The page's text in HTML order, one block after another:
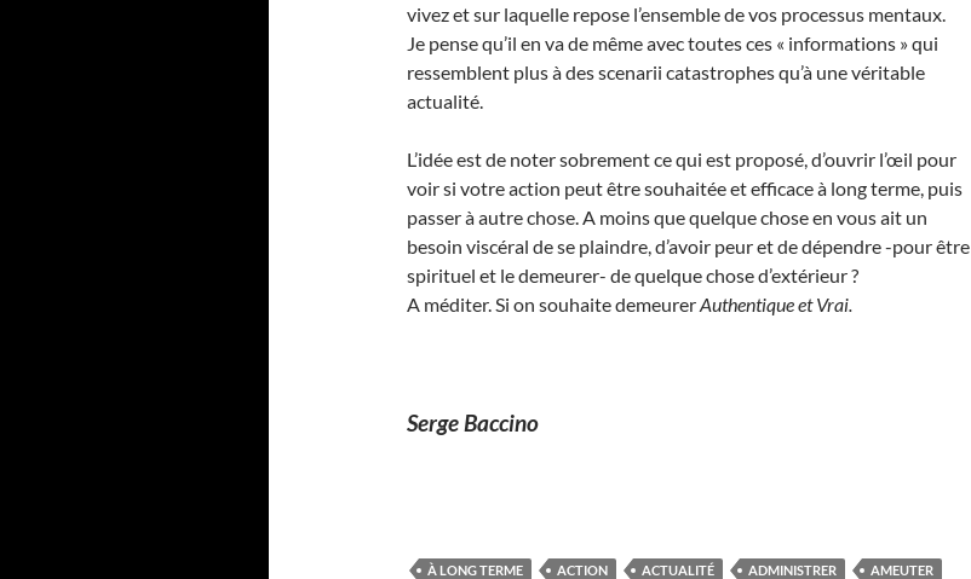
vivez et sur laquelle repose l’ensemble de vos processus mentaux.
Je pense qu’il en va de même avec toutes ces « informations » qui
ressemblent plus à des scenarii catastrophes qu’à une véritable
actualité.
L’idée est de noter sobrement ce qui est proposé, d’ouvrir l’œil pour
voir si votre action peut être souhaitée et efficace à long terme, puis
passer à autre chose. A moins que quelque chose en vous ait un
besoin viscéral de se plaindre, d’avoir peur et de dépendre -pour être
spirituel et le demeurer- de quelque chose d’extérieur ?
A méditer. Si on souhaite demeurerAuthentique et Vrai.
Serge Baccino
À LONG TERME ACTION ACTUALITÉ ADMINISTRER
AMEUTER